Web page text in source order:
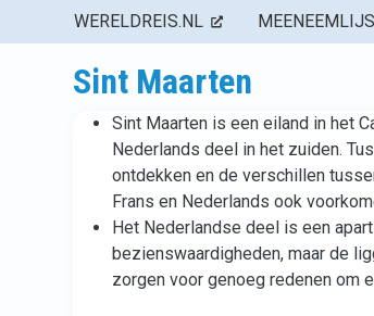
WERELDREIS.NL
Sint Maarten
Sint Maarten is een eiland in het
Nederlands deel in het zuiden.
ontdekken en de verschillen
Frans en Nederlands ook
Het Nederlandse deel is een
bezienswaardigheden, maar de
zorgen voor genoeg redenen om